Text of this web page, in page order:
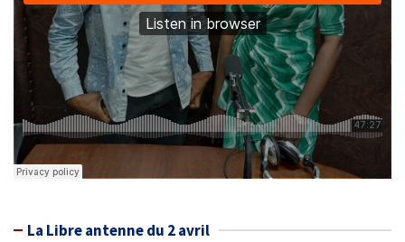
La Libre antenne du 2 avril